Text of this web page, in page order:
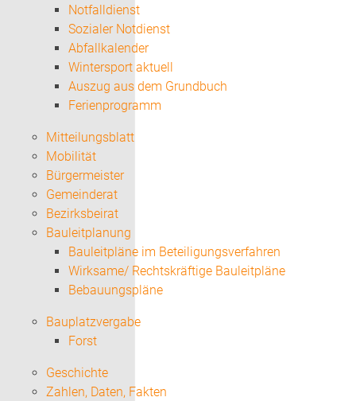
Notfalldienst
Sozialer Notdienst
Abfallkalender
Wintersport aktuell
Auszug aus dem Grundbuch
Ferienprogramm
Mitteilungsblatt
Mobilität
Bürgermeister
Gemeinderat
Bezirksbeirat
Bauleitplanung
Bauleitpläne im Beteiligungsverfahren
Wirksame/ Rechtskräftige Bauleitpläne
Bebauungspläne
Bauplatzvergabe
Forst
Geschichte
Zahlen, Daten, Fakten